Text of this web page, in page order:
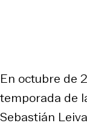
En octubre de
temporada de
Sebastián